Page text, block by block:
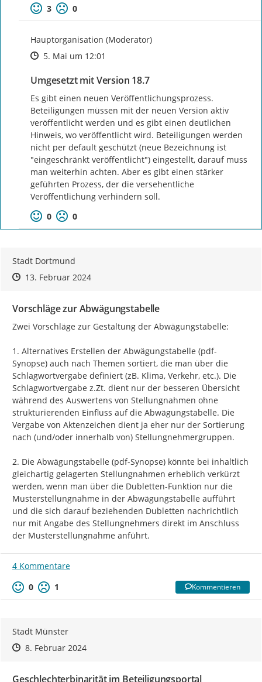
3 0
Hauptorganisation (Moderator)
Zeitpunkt des Erstellens
Zeitpunkt des Erstellens
5. Mai um 12:01
Umgesetzt mit Version 18.7
Es gibt einen neuen Veröffentlichungsprozess.
Beteiligungen müssen mit der neuen Version aktiv
veröffentlicht werden und es gibt einen deutlichen
Hinweis, wo veröffentlicht wird. Beteiligungen werden
nicht per default geschützt (neue Bezeichnung ist
"eingeschränkt veröffentlicht") eingestellt, darauf muss
man weiterhin achten. Aber es gibt einen stärker
geführten Prozess, der die versehentliche
Veröffentlichung verhindern soll.
0
0
Stadt Dortmund
Zeitpunkt des Erstellens
Zeitpunkt des Erstellens
13. Februar 2024Zur Äußerung
Vorschläge zur Abwägungstabelle
Zwei Vorschläge zur Gestaltung der Abwägungstabelle:
1. Alternatives Erstellen der Abwägungstabelle (pdf-
Synopse) auch nach Themen sortiert, die man über die
Schlagwortvergabe definiert (zB. Klima, Verkehr, etc.). Die
Schlagwortvergabe z.Zt. dient nur der besseren Übersicht
während des Auswertens von Stellungnahmen ohne
strukturierenden Einfluss auf die Abwägungstabelle. Die
Vergabe von Aktenzeichen dient ja eher nur der Sortierung
nach (und/oder innerhalb von) Stellungnehmergruppen.
2. Die Abwägungstabelle (pdf-Synopse) könnte bei inhaltlich
gleichartig gelagerten Stellungnahmen erheblich verkürzt
werden, wenn man über die Dubletten-Funktion nur die
Musterstellungnahme in der Abwägungstabelle aufführt
und die sich darauf beziehenden Dubletten nachrichtlich
nur mit Angabe des Stellungnehmers direkt im Anschluss
der Musterstellungnahme anführt.
4 Kommentare
0
1 Kommentieren
Stadt Münster
Zeitpunkt des Erstellens
Zeitpunkt des Erstellens
8. Februar 2024Zur Äußerung
Geschlechterbinarität im Beteiligungsportal